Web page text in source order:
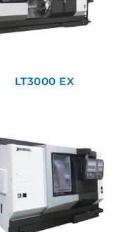
LT3000 EX